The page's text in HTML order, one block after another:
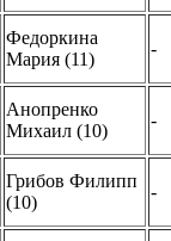
Федоркина
Мария (11)
-
Анопренко
Михаил (10)
-
Грибов Филипп
(10)
-